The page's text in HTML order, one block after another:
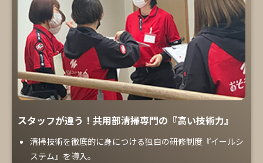
スタッフが違う！共用部清掃専門の『高い技術力』
清掃技術を徹底的に身につける独自の研修制度『イールシ
ステム』を導入。